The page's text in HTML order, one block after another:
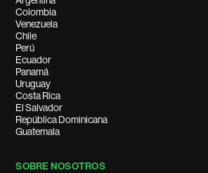
Colombia
Venezuela
Chile
Perú
Ecuador
Panamá
Uruguay
Costa Rica
El Salvador
República Dominicana
Guatemala
SOBRE NOSOTROS